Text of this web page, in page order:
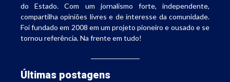
do Estado. Com um jornalismo forte, independente,
compartilha opiniões livres e de interesse da comunidade.
Foi fundado em 2008 em um projeto pioneiro e ousado e se
tornou referência. Na frente em tudo!
Últimas postagens